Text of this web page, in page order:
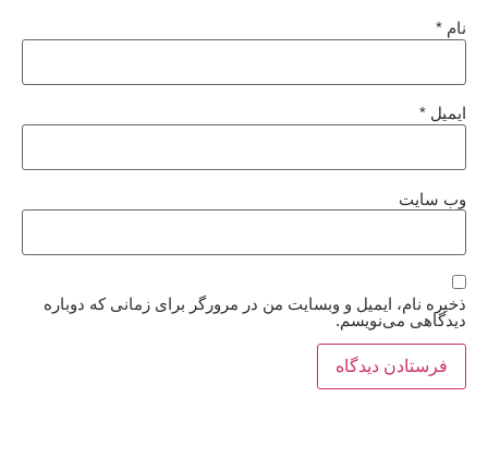
نام *
ایمیل *
وب‌ سایت
ذخیره نام، ایمیل و وبسایت من در مرورگر برای زمانی که دوباره
دیدگاهی می‌نویسم.